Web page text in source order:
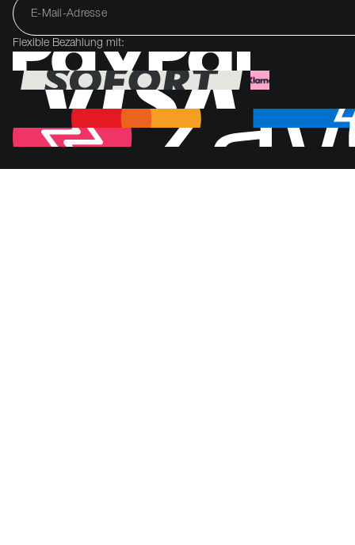
Flexible Bezahlung mit: